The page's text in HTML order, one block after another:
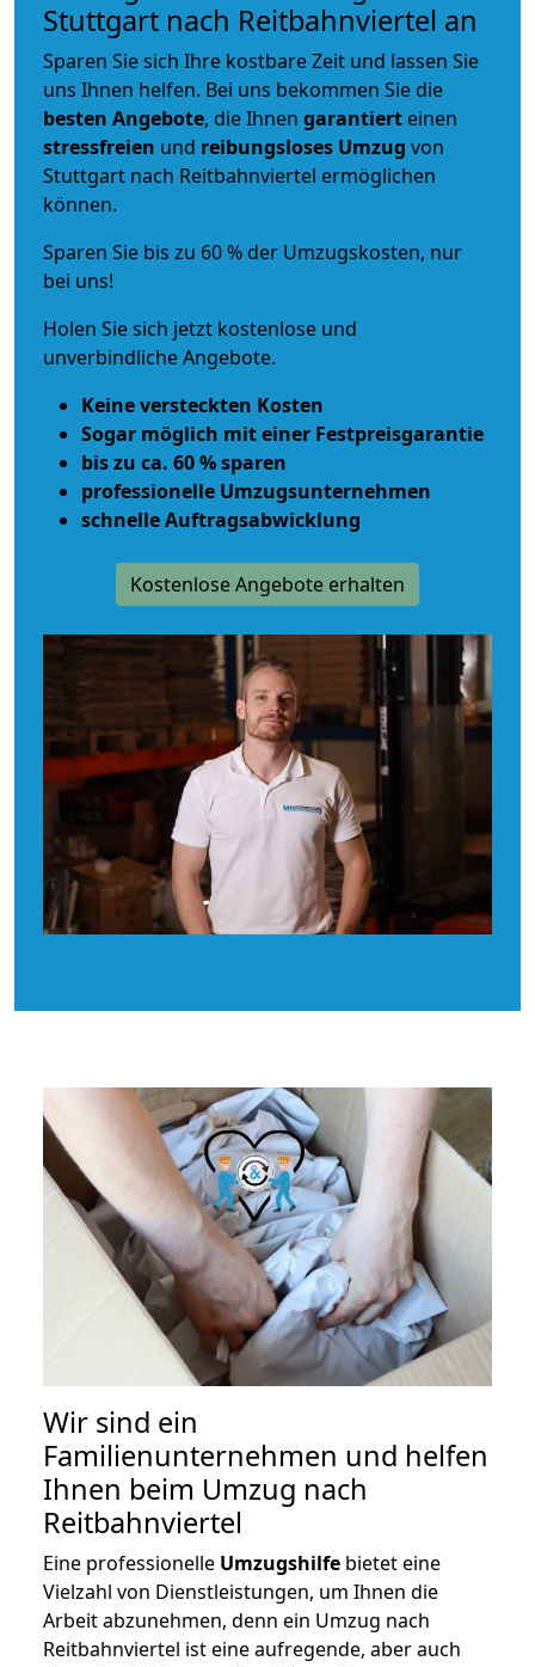
Stuttgart nach Reitbahnviertel an
Sparen Sie sich Ihre kostbare Zeit und lassen Sie
uns Ihnen helfen. Bei uns bekommen Sie die
besten Angebote, die Ihnen garantiert einen
stressfreien und reibungsloses Umzug von
Stuttgart nach Reitbahnviertel ermöglichen
können.
Sparen Sie bis zu 60 % der Umzugskosten, nur
bei uns!
Holen Sie sich jetzt kostenlose und
unverbindliche Angebote.
Keine versteckten Kosten
Sogar möglich mit einer Festpreisgarantie
bis zu ca. 60 % sparen
professionelle Umzugsunternehmen
schnelle Auftragsabwicklung
Kostenlose Angebote erhalten
Wir sind ein
Familienunternehmen und helfen
Ihnen beim Umzug nach
Reitbahnviertel
Eine professionelle Umzugshilfe bietet eine
Vielzahl von Dienstleistungen, um Ihnen die
Arbeit abzunehmen, denn ein Umzug nach
Reitbahnviertel ist eine aufregende, aber auch